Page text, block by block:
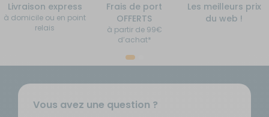
Livraison express
à domicile ou en point
relais
Frais de port
OFFERTS
à partir de 99€
d’achat*
Les meilleurs prix
du web !
Vous avez une question ?